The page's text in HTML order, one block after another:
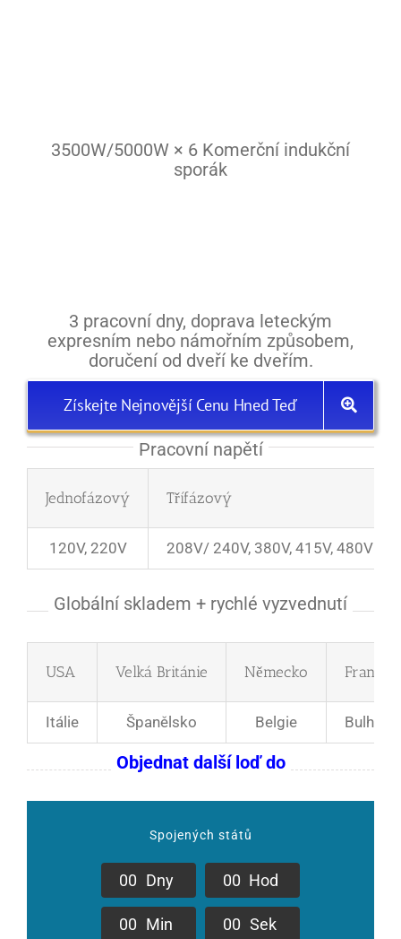
Plotýnka
3500W/5000W × 6 Komerční indukční
sporák
3 pracovní dny, doprava leteckým
expresním nebo námořním způsobem,
doručení od dveří ke dveřím.
Získejte Nejnovější Cenu Hned Teď
Pracovní napětí
Jednofázový Třífázový
120V, 220V 208V/ 240V, 380V, 415V, 480V
Globální skladem + rychlé vyzvednutí
USA Velká Británie Německo Francie
Itálie Španělsko Belgie
Objednat další loď do
Spojených států
00 Dny 00 Hod
00 Min 00 Sek